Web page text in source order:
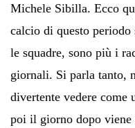
Michele Sibilla. Ecco
calcio di questo
le squadre, sono più i
giornali. Si parla tanto,
divertente vedere come
poi il giorno dopo viene